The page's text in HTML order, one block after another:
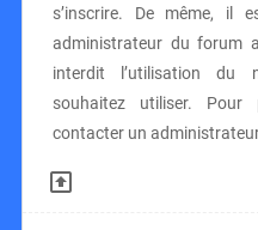
s’inscrire. De même, il
administrateur du forum
interdit l’utilisation du
souhaitez utiliser. Pour
contacter un